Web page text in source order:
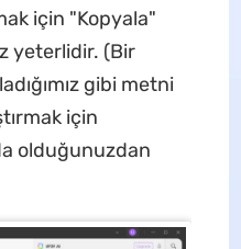
için "Kopyala"
yeterlidir. (Bir
gibi metni
için
olduğunuzdan